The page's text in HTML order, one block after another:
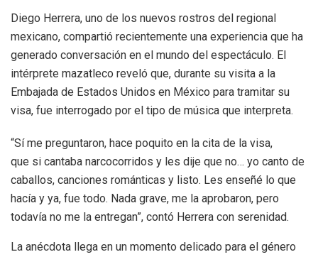
Diego Herrera, uno de los nuevos rostros del regional
mexicano, compartió recientemente una experiencia que ha
generado conversación en el mundo del espectáculo. El
intérprete mazatleco reveló que, durante su visita a la
Embajada de Estados Unidos en México para tramitar su
visa, fue interrogado por el tipo de música que interpreta.
“Sí me preguntaron, hace poquito en la cita de la visa,
que si cantaba narcocorridos y les dije que no… yo canto de
caballos, canciones románticas y listo. Les enseñé lo que
hacía y ya, fue todo. Nada grave, me la aprobaron, pero
todavía no me la entregan”, contó Herrera con serenidad.
La anécdota llega en un momento delicado para el género